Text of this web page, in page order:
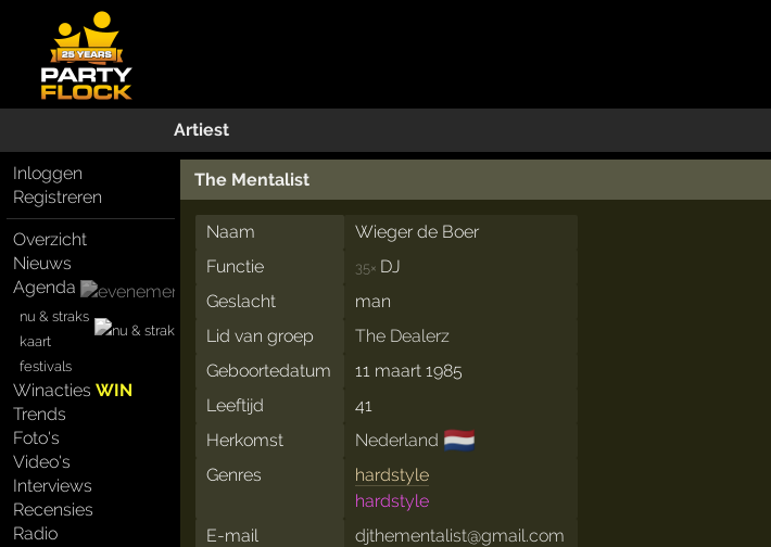
Artiest
Inloggen
Registreren
Overzicht
Nieuws
Agenda
nu & straks
kaart
festivals
WinactiesWIN
Trends
Foto's
Video's
Interviews
Recensies
Radio
The Mentalist
Naam
Wieger de Boer
Functie
35× DJ
Geslacht
man
Lid van groep
The Dealerz
Geboortedatum
11 maart 1985
Leeftijd
41
Herkomst
Nederland 🇳🇱
Genres
hardstyle
hardstyle
E-mail
djthementalist@gmail.com